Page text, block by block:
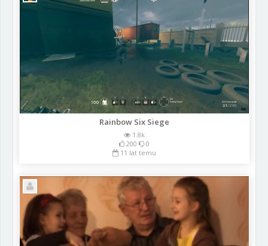
Rainbow Six Siege
1.8k
200
0
11 lat temu